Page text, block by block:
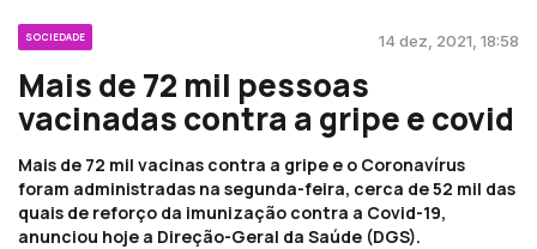
SOCIEDADE 14 dez, 2021, 18:58
Mais de 72 mil pessoas
vacinadas contra a gripe e covid
Mais de 72 mil vacinas contra a gripe e o Coronavírus
foram administradas na segunda-feira, cerca de 52 mil das
quais de reforço da imunização contra a Covid-19,
anunciou hoje a Direção-Geral da Saúde (DGS).